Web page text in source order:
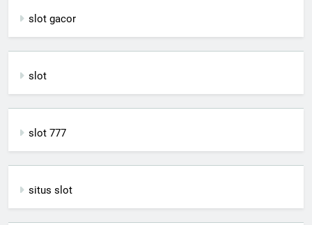
slot gacor
slot
slot 777
situs slot